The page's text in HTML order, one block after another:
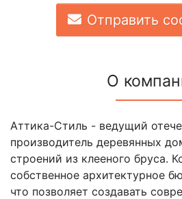
Отправить
О
Аттика-Стиль - ведущий
производитель деревянных
строений из клееного бруса.
собственное архитектурное
что позволяет создавать